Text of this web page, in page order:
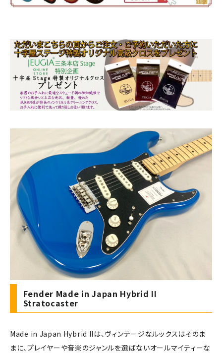
Fender Made in Japan Hybrid II
Stratocaster
Made in Japan Hybrid IIは、ヴィンテージなルックスはそのま
まに、プレイヤーや音楽のジャンルを選ばないオールマイティーな